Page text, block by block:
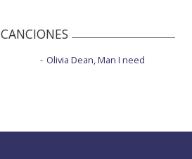
CANCIONES
Olivia Dean, Man I need